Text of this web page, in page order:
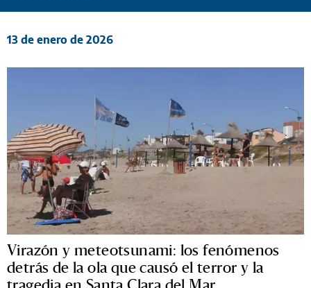
13 de enero de 2026
Virazón y meteotsunami: los fenómenos
detrás de la ola que causó el terror y la